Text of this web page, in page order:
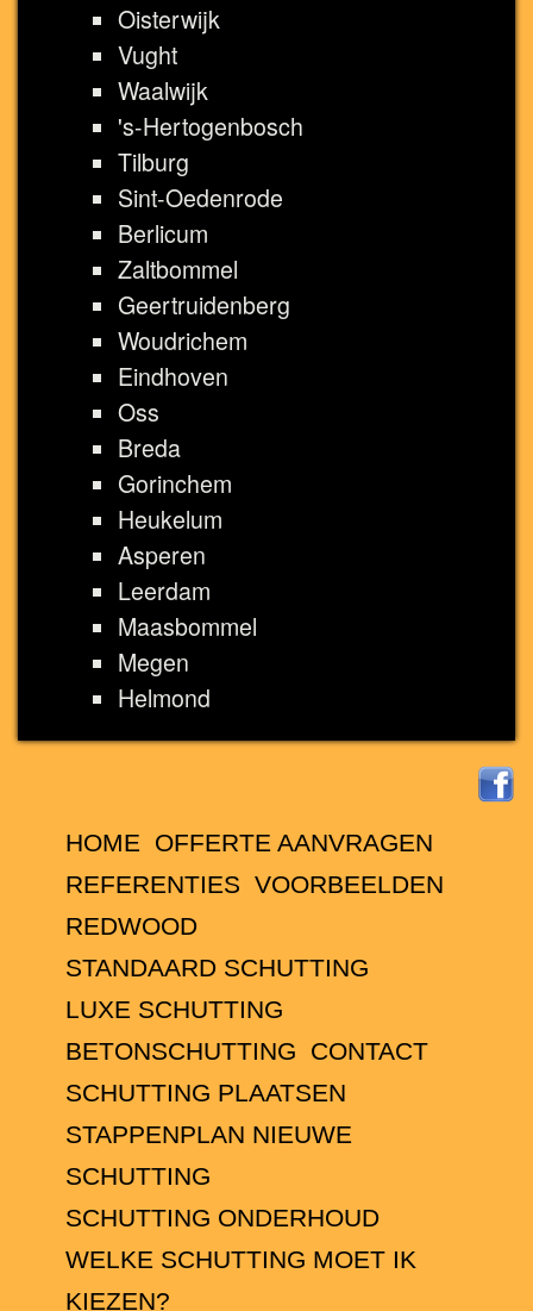
Oisterwijk
Vught
Waalwijk
's-Hertogenbosch
Tilburg
Sint-Oedenrode
Berlicum
Zaltbommel
Geertruidenberg
Woudrichem
Eindhoven
Oss
Breda
Gorinchem
Heukelum
Asperen
Leerdam
Maasbommel
Megen
Helmond
HOME
OFFERTE AANVRAGEN
REFERENTIES VOORBEELDEN
REDWOOD
STANDAARD SCHUTTING
LUXE SCHUTTING
BETONSCHUTTING
CONTACT
SCHUTTING PLAATSEN
STAPPENPLAN NIEUWE
SCHUTTING
SCHUTTING ONDERHOUD
WELKE SCHUTTING MOET IK
KIEZEN?